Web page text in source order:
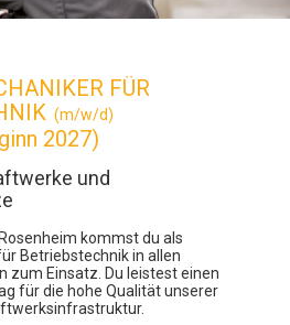
FÜR
(m/w/d)
2027)
und
kommst du als
Betriebstechnik in allen
zum Einsatz. Du leistest einen
für die hohe Qualität unserer